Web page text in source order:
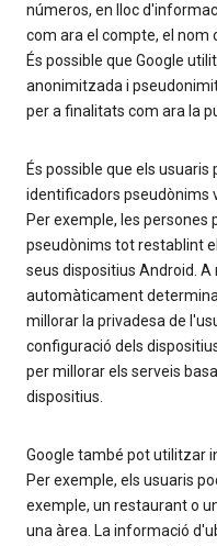
números, en lloc
com ara el compte, el nom
És possible que Google
anonimitzada i
per a finalitats com ara la
És possible que els
identificadors pseudònims
Per exemple, les
pseudònims tot restablint
seus dispositius Android. A
automàticament
millorar la privadesa de
configuració dels
per millorar els serveis
dispositius.
Google també pot utilitzar
Per exemple, els usuaris
exemple, un restaurant o
una àrea. La informació